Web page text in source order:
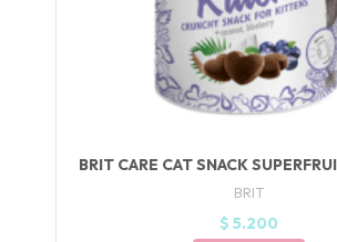
BRIT CARE CAT SNACK
BRIT
$ 5.200